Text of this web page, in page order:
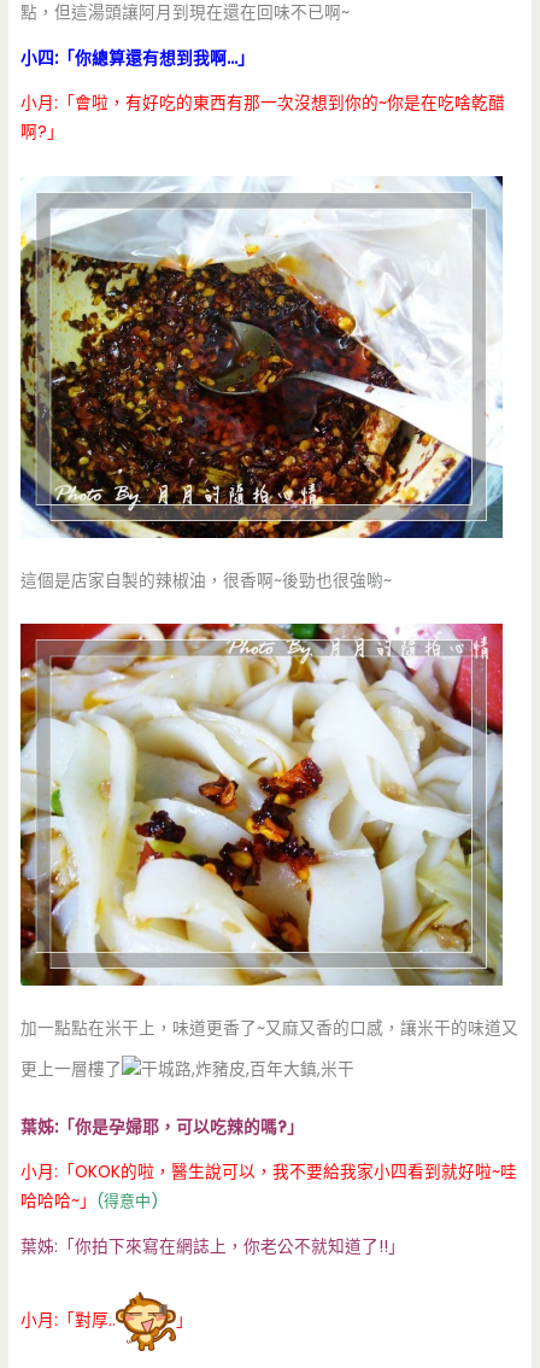
點，但這湯頭讓阿月到現在還在回味不已啊~
小四:「你總算還有想到我啊…」
小月:「會啦，有好吃的東西有那一次沒想到你的~你是在吃啥乾醋
啊?」
這個是店家自製的辣椒油，很香啊~後勁也很強喲~
加一點點在米干上，味道更香了~又麻又香的口感，讓米干的味道又
更上一層樓了
葉姊:「你是孕婦耶，可以吃辣的嗎?」
小月:「OKOK的啦，醫生說可以，我不要給我家小四看到就好啦~哇
哈哈哈~」 (得意中)
葉姊:「你拍下來寫在網誌上，你老公不就知道了!!」
小月:「對厚.. 」